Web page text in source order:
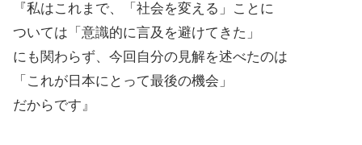
『私はこれまで、「社会を変える」ことに
ついては「意識的に言及を避けてきた」
にも関わらず、今回自分の見解を述べたのは
「これが日本にとって最後の機会」
だからです』